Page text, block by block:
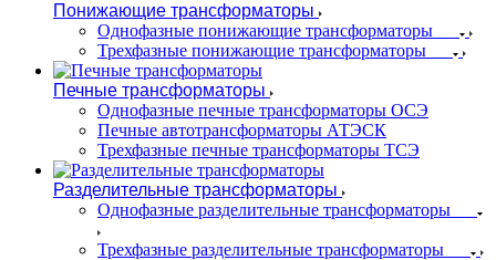
Понижающие трансформаторы
Однофазные понижающие трансформаторы
Трехфазные понижающие трансформаторы
Печные трансформаторы
Однофазные печные трансформаторы ОСЭ
Печные автотрансформаторы АТЭСК
Трехфазные печные трансформаторы ТСЭ
Разделительные трансформаторы
Однофазные разделительные трансформаторы
Трехфазные разделительные трансформаторы